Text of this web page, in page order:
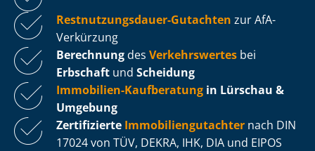
Rest­nut­zungs­dau­er-Gutachten zur AfA-
Verkürzung
Berechnung des Verkehrswertes bei
Erbschaft und Scheidung
Immobilien-Kaufberatung in Lürschau &
Umgebung
Zertifizierte Im­mo­bi­li­en­gut­ach­ter nach DIN
17024 von TÜV, DEKRA, IHK, DIA und EIPOS